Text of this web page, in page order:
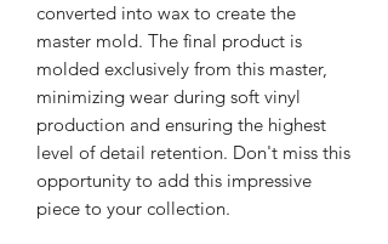
converted into wax to create the
master mold. The final product is
molded exclusively from this master,
minimizing wear during soft vinyl
production and ensuring the highest
level of detail retention. Don't miss this
opportunity to add this impressive
piece to your collection.